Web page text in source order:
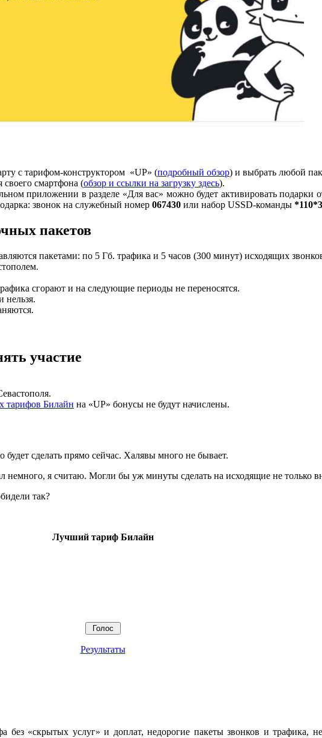
с тарифом-конструктором «UP» (подробный обзор) и выбрать любой
смартфона (обзор и ссылки на загрузку здесь).
приложении в разделе «Для вас» можно будет активировать подарки
звонок на служебный номер 067430 или набор USSD-команды
пакетов
пакетами: по 5 Гб. трафика и 5 часов (300 минут) исходящих
сгорают и на следующие периоды не переносятся.
нельзя.
участие
тарифов Билайн на «UP» бонусы не будут начислены.
будет сделать прямо сейчас. Халявы много не бывает.
я считаю. Могли бы уж минуты сделать на исходящие не только
так?
Лучший тариф Билайн
Результаты
без «скрытых услуг» и доплат, недорогие пакеты звонков и трафика,